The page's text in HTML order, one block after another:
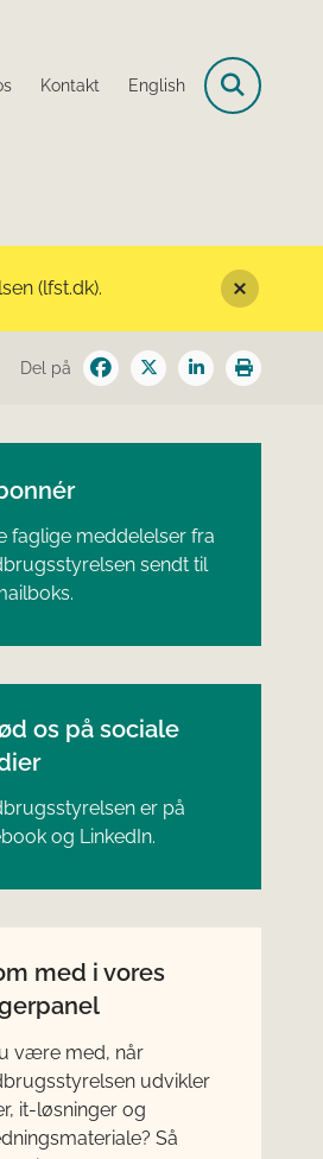
Kontakt English
(lfst.dk).
Del på
faglige meddelelser fra
sendt til
os på sociale
er på
og LinkedIn.
med i vores
være med, når
udvikler
it-løsninger og
Så